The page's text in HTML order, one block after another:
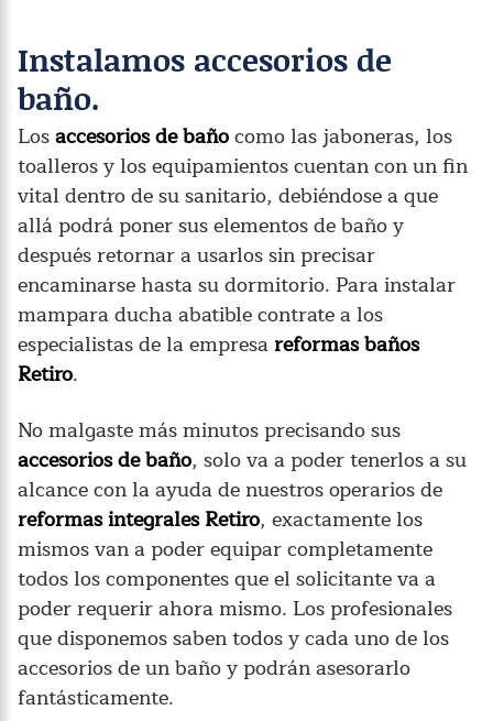
Instalamos accesorios de
baño.
Losaccesorios de bañocomo las jaboneras, los
toalleros y los equipamientos cuentan con un fin
vital dentro de su sanitario, debiéndose a que
allá podrá poner sus elementos de baño y
después retornar a usarlos sin precisar
encaminarse hasta su dormitorio. Para instalar
mampara ducha abatible contrate a los
especialistas de la empresareformas baños
Retiro.
No malgaste más minutos precisando sus
accesorios de baño, solo va a poder tenerlos a su
alcance con la ayuda de nuestros operarios de
reformas integrales Retiro, exactamente los
mismos van a poder equipar completamente
todos los componentes que el solicitante va a
poder requerir ahora mismo. Los profesionales
que disponemos saben todos y cada uno de los
accesorios de un baño y podrán asesorarlo
fantásticamente.